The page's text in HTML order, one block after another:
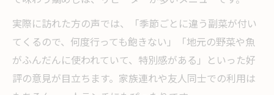
実際に訪れた方の声では、「季節ごとに違う副菜が付い
てくるので、何度行っても飽きない」「地元の野菜や魚
がふんだんに使われていて、特別感がある」といった好
評の意見が目立ちます。家族連れや友人同士での利用は